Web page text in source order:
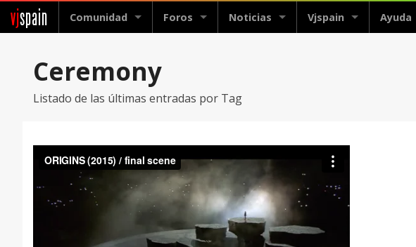
vjspain Comunidad Foros Noticias Vjspain Ayuda
Ceremony
Listado de las últimas entradas por Tag